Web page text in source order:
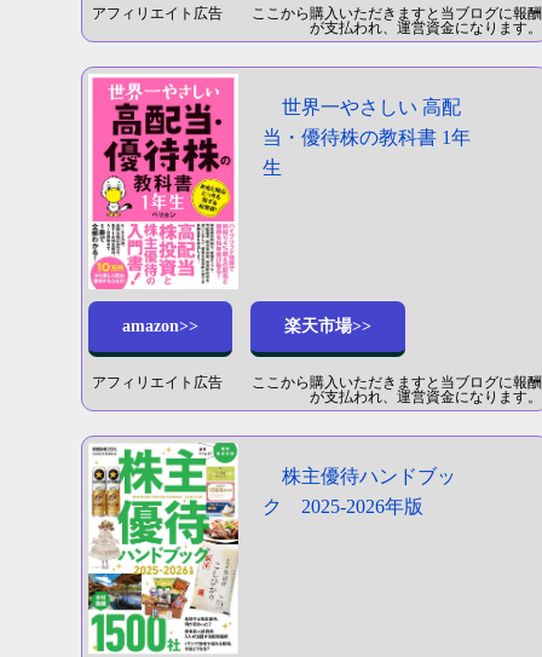
アフィリエイト広告 ここから購入いただきますと当ブログに報酬
が支払われ、運営資金になります。
世界一やさしい 高配
当・優待株の教科書 1年
生
amazon>> 楽天市場>>
アフィリエイト広告 ここから購入いただきますと当ブログに報酬
が支払われ、運営資金になります。
株主優待ハンドブッ
ク 2025‐2026年版